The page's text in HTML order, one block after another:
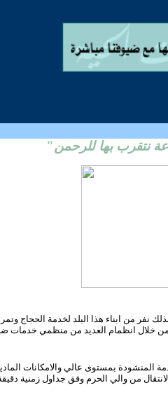
نتقرب بها للرحمن"
من ابناء هذا البلد لخدمة الحجاج
خلال انظمام العديد من منظمي خدمات
المنشودة بمستوى عالي والامكانات
من والي الحرم وفق جداول زمنية دقيقة